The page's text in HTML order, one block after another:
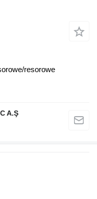
resorowe
A.Ş